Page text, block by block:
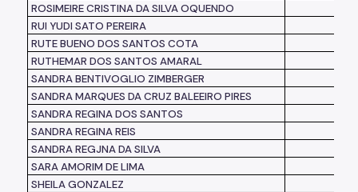
ROSIMEIRE CRISTINA DA SILVA OQUENDO
RUI YUDI SATO PEREIRA
RUTE BUENO DOS SANTOS COTA
RUTHEMAR DOS SANTOS AMARAL
SANDRA BENTIVOGLIO ZIMBERGER
SANDRA MARQUES DA CRUZ BALEEIRO PIRES
SANDRA REGINA DOS SANTOS
SANDRA REGINA REIS
SANDRA REGJNA DA SILVA
SARA AMORIM DE LIMA
SHEILA GONZALEZ